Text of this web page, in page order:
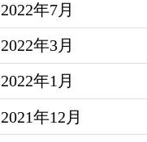
2022年7月
2022年3月
2022年1月
2021年12月